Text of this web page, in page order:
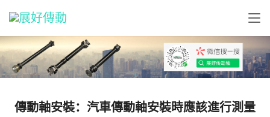
傳動軸安裝：汽車傳動軸安裝時應該進行測量